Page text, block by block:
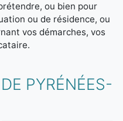
ou bien pour
ou de résidence, ou
vos démarches, vos
PYRÉNÉES-